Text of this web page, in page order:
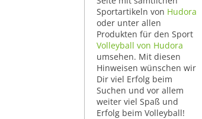
Sportartikeln von Hudora
oder unter allen
Produkten für den Sport
Volleyball von Hudora
umsehen. Mit diesen
Hinweisen wünschen wir
Dir viel Erfolg beim
Suchen und vor allem
weiter viel Spaß und
Erfolg beim Volleyball!